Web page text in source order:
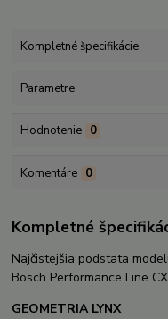
Kompletné špecifikácie
Parametre
Hodnotenie 0
Komentáre 0
Kompletné
Najčistejšia podstata
Bosch Performance Line
GEOMETRIA LYNX